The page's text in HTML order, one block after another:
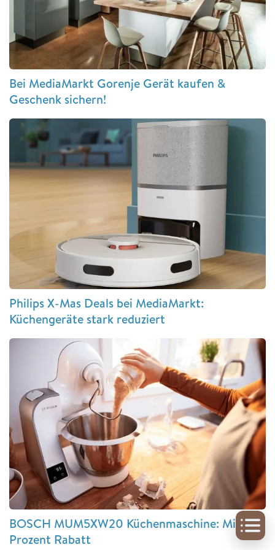
Bei MediaMarkt Gorenje Gerät kaufen &
Geschenk sichern!
Philips X-Mas Deals bei MediaMarkt:
Küchengeräte stark reduziert
BOSCH MUM5XW20 Küchenmaschine: Mit 32
Prozent Rabatt